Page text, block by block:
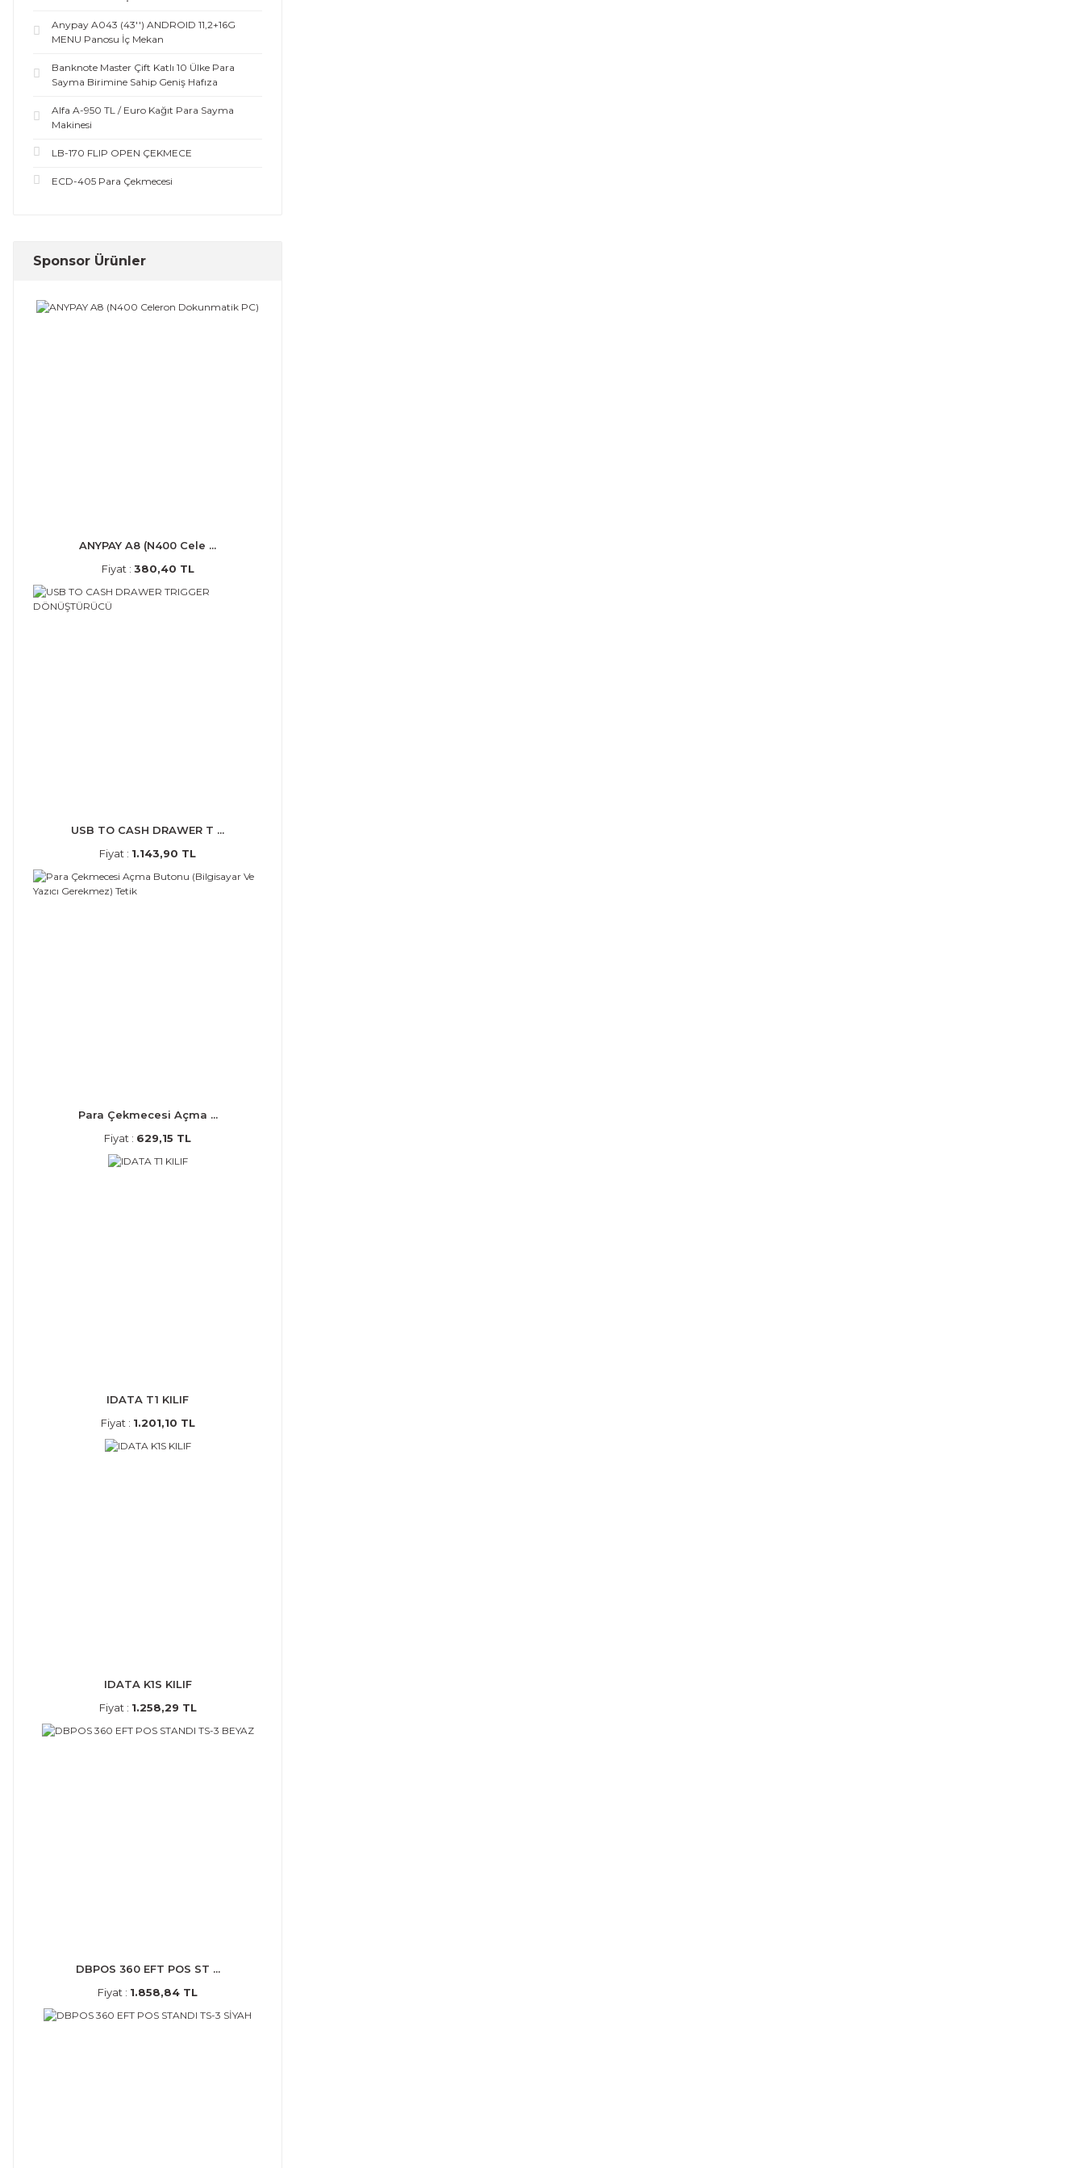
Anypay A043 (43'') ANDROID 11,2+16G
MENU Panosu İç Mekan
Banknote Master Çift Katlı 10 Ülke Para
Sayma Birimine Sahip Geniş Hafıza
Alfa A-950 TL / Euro Kağıt Para Sayma
Makinesi
LB-170 FLIP OPEN ÇEKMECE
ECD-405 Para Çekmecesi
Sponsor Ürünler
ANYPAY A8 (N400 Cele ...
Fiyat : 380,40 TL
USB TO CASH DRAWER T ...
Fiyat : 1.143,90 TL
Para Çekmecesi Açma ...
Fiyat : 629,15 TL
IDATA T1 KILIF
Fiyat : 1.201,10 TL
IDATA K1S KILIF
Fiyat : 1.258,29 TL
DBPOS 360 EFT POS ST ...
Fiyat : 1.858,84 TL